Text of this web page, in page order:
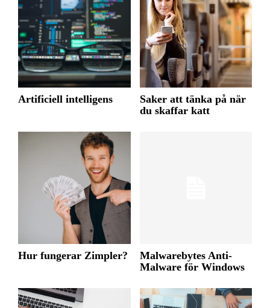
Artificiell intelligens
Saker att tänka på när
du skaffar katt
Hur fungerar Zimpler?
Malwarebytes Anti-
Malware för Windows